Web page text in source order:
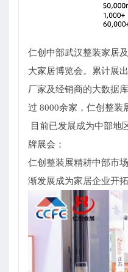
仁创中部武汉整装家居
大家居博览会。累计展
厂家及经销商的大数据
过 8000余家，仁创整装
目前已发展成为中部地
牌展会；
仁创整装展精耕中部市
渐发展成为家居企业开